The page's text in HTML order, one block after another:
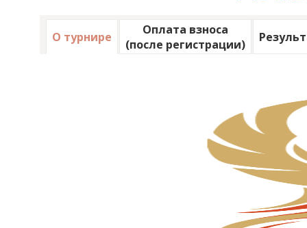
О турнире
Оплата взноса
(после регистрации)